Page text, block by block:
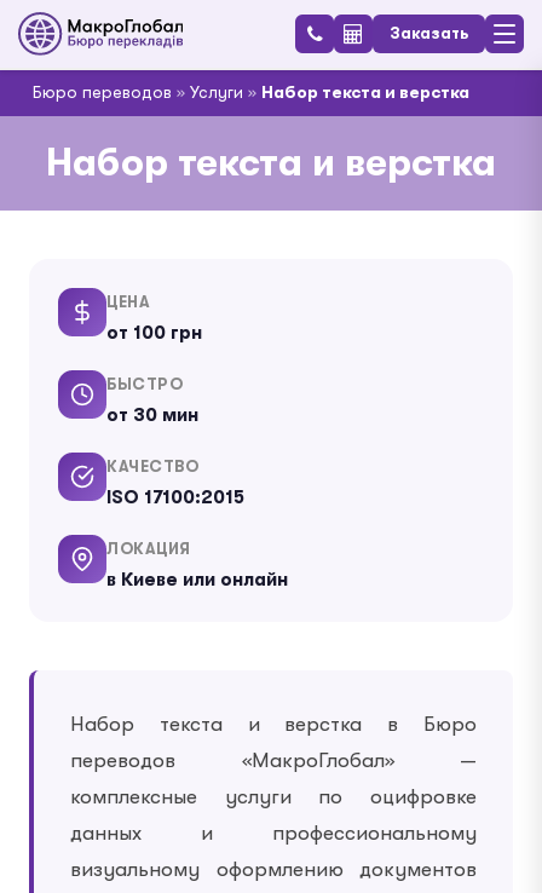
Заказать
Бюро переводов » Услуги » Набор текста и верстка
Набор текста и верстка
ЦЕНА
от 100 грн
БЫСТРО
от 30 мин
КАЧЕСТВО
ISO 17100:2015
ЛОКАЦИЯ
в Киеве или онлайн
Набор текста и верстка в Бюро
переводов «МакроГлобал» —
комплексные услуги по оцифровке
данных и профессиональному
визуальному оформлению документов